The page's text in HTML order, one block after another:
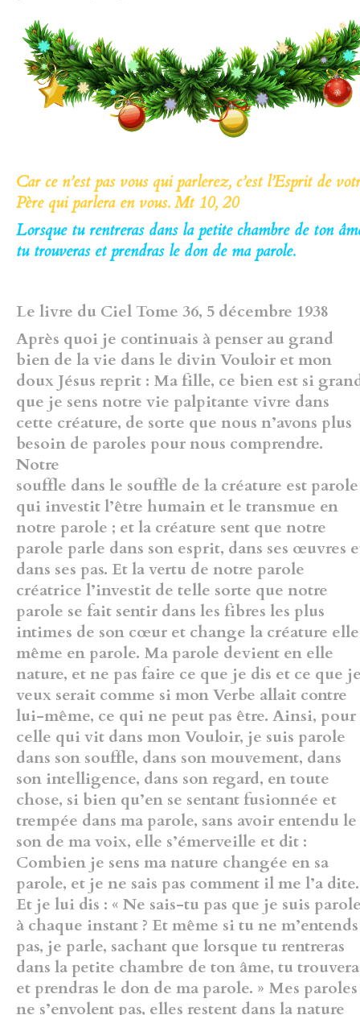
Car ce n’est pas vous qui parlerez, c’est l’Esprit de
Père qui parlera en vous. Mt 10, 20
Lorsque tu rentreras dans la petite chambre de ton
tu trouveras et prendras le don de ma parole.
Le livre du Ciel Tome 36, 5 décembre 1938
Après quoi je continuais à penser au grand
bien de la vie dans le divin Vouloir et mon
doux Jésus reprit : Ma fille, ce bien est si
que je sens notre vie palpitante vivre dans
cette créature, de sorte que nous n’avons plus
besoin de paroles pour nous comprendre.
Notre
souffle dans le souffle de la créature est parole
qui investit l’être humain et le transmue en
notre parole ; et la créature sent que notre
parole parle dans son esprit, dans ses œuvres
dans ses pas. Et la vertu de notre parole
créatrice l’investit de telle sorte que notre
parole se fait sentir dans les fibres les plus
intimes de son cœur et change la créature
même en parole. Ma parole devient en elle
nature, et ne pas faire ce que je dis et ce que
veux serait comme si mon Verbe allait contre
lui-même, ce qui ne peut pas être. Ainsi, pour
celle qui vit dans mon Vouloir, je suis parole
dans son souffle, dans son mouvement, dans
son intelligence, dans son regard, en toute
chose, si bien qu’en se sentantfusionnée et
trempée dans ma parole, sans avoir entendu le
son de mavoix, elle s’émerveille et dit :
Combien je sens ma nature changée en sa
parole, et je ne sais pas comment il me l’a dite.
Et je lui dis : « Ne sais-tu pas que je suis
à chaque instant ? Et même si tu ne m’entends
pas, je parle, sachant que lorsque tu rentreras
dans la petite chambre de ton âme, tu
et prendras le don de ma parole. » Mes paroles
ne s’envolent pas, elles restent dans la nature